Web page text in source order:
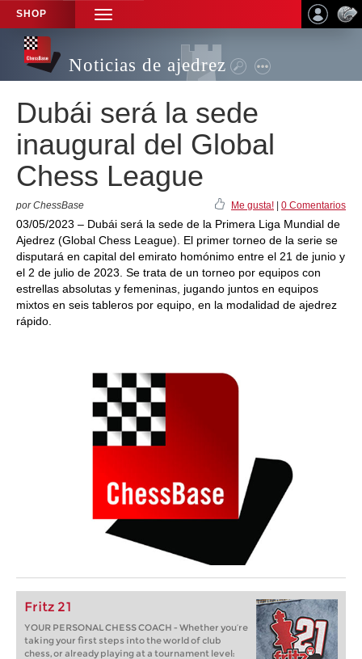
SHOP
TOGGLE
NAVIGATION
Noticias de ajedrez
Dubái será la sede
inaugural del Global
Chess League
por ChessBase Me gusta! 0 Comentarios
03/05/2023 – Dubái será la sede de la Primera Liga Mundial de
Ajedrez (Global Chess League). El primer torneo de la serie se
disputará en capital del emirato homónimo entre el 21 de junio y
el 2 de julio de 2023. Se trata de un torneo por equipos con
estrellas absolutas y femeninas, jugando juntos en equipos
mixtos en seis tableros por equipo, en la modalidad de ajedrez
rápido.
Fritz 21
YOUR PERSONAL CHESS COACH - Whether you’re
taking your first steps into the world of club
chess, or already playing at a tournament level: